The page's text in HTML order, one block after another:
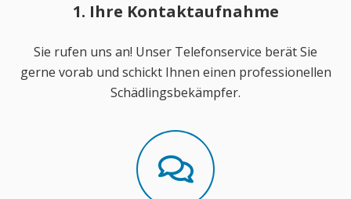
1. Ihre Kontaktaufnahme
Sie rufen uns an! Unser Telefonservice berät Sie
gerne vorab und schickt Ihnen einen professionellen
Schädlingsbekämpfer.